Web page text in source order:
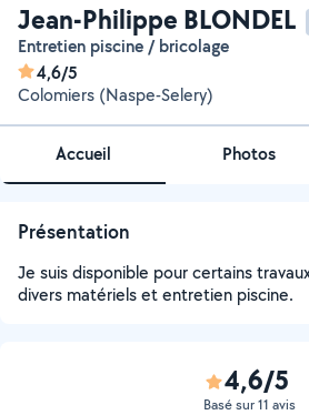
Jean-Philippe BLONDEL
Entretien piscine / bricolage
4,6/5
Colomiers (Naspe-Selery)
Accueil Photos
Présentation
Je suis disponible pour certains
divers matériels et entretien piscine.
4,6/5
Basé sur 11 avis